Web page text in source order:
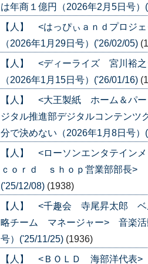
は年商１億円（2026年2月5日号
【人】 <はっぴぃａｎｄプロジ
（2026年1月29日号）('26/02/05)
【人】 <ディーライズ 宮川裕
（2026年1月15日号）('26/01/16)
【人】 <大王製紙 ホーム＆パ
ジタル推進部デジタルコンテン
分で決めない（2026年1月8日号
【人】 <ローソンエンタテイン
ｃｏｒｄ ｓｈｏｐ営業部部長>
('25/12/08) (1938)
【人】 <千趣会 寺尾昇太郎 ベ
略チーム マネージャー> 音楽活
号）('25/11/25) (1936)
【人】 <ＢＯＬＤ 海部洋代表>